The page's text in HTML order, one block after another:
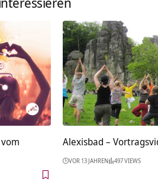
Alexisbad –
VOR 13 JAHREN 497 VIEWS